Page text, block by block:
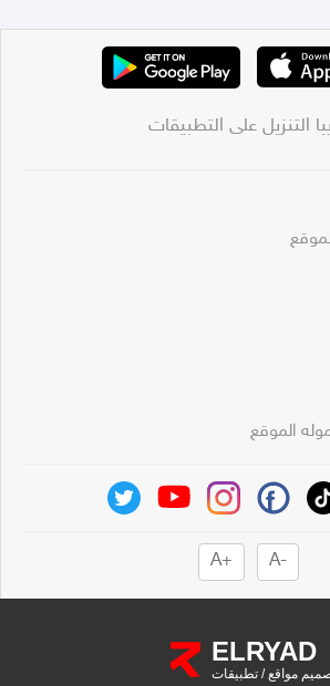
التنزيل على التطبيقات
الموقع
-A
+A
ELRYAD
مواقع/ تطبيقات